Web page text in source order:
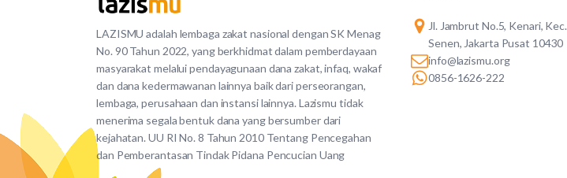
LAZISMU adalah lembaga zakat nasional dengan SK Menag
No. 90 Tahun 2022, yang berkhidmat dalam pemberdayaan
masyarakat melalui pendayagunaan dana zakat, infaq, wakaf
dan dana kedermawanan lainnya baik dari perseorangan,
lembaga, perusahaan dan instansi lainnya. Lazismu tidak
menerima segala bentuk dana yang bersumber dari
kejahatan. UU RI No. 8 Tahun 2010 Tentang Pencegahan
dan Pemberantasan Tindak Pidana Pencucian Uang
Jl. Jambrut No.5, Kenari, Kec.
Senen, Jakarta Pusat 10430
info@lazismu.org
0856-1626-222